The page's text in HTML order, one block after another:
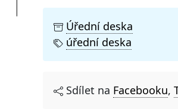
Úřední deska
úřední deska
Sdílet na Facebooku,